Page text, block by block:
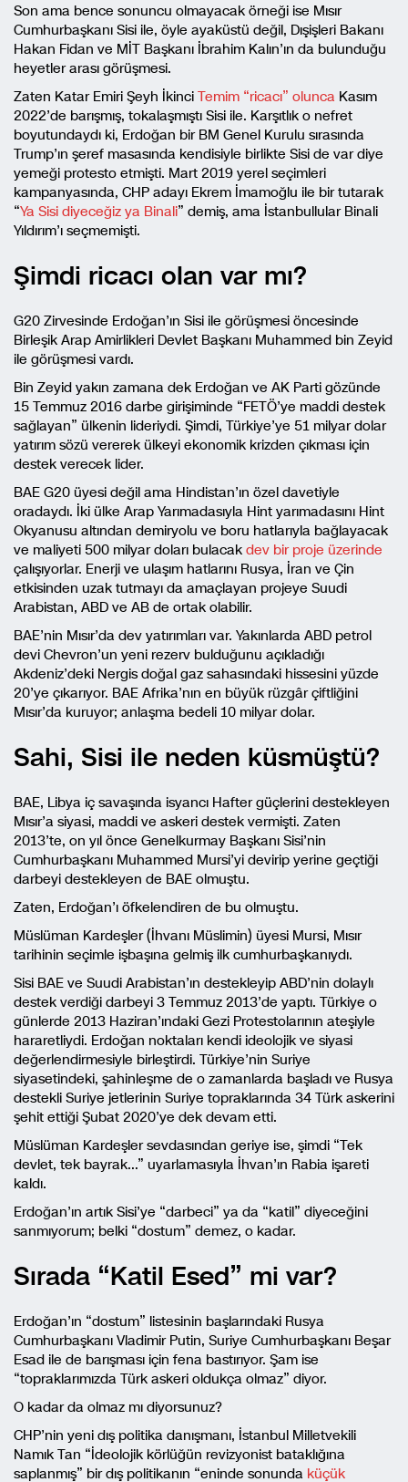
Son ama bence sonuncu olmayacak örneği ise Mısır
Cumhurbaşkanı Sisi ile, öyle ayaküstü değil, Dışişleri Bakanı
Hakan Fidan ve MİT Başkanı İbrahim Kalın’ın da bulunduğu
heyetler arası görüşmesi.
Zaten Katar Emiri Şeyh İkinci Temim “ricacı” olunca Kasım
2022’de barışmış, tokalaşmıştı Sisi ile. Karşıtlık o nefret
boyutundaydı ki, Erdoğan bir BM Genel Kurulu sırasında
Trump’ın şeref masasında kendisiyle birlikte Sisi de var diye
yemeği protesto etmişti. Mart 2019 yerel seçimleri
kampanyasında, CHP adayı Ekrem İmamoğlu ile bir tutarak
“Ya Sisi diyeceğiz ya Binali” demiş, ama İstanbullular Binali
Yıldırım’ı seçmemişti.
Şimdi ricacı olan var mı?
G20 Zirvesinde Erdoğan’ın Sisi ile görüşmesi öncesinde
Birleşik Arap Amirlikleri Devlet Başkanı Muhammed bin Zeyid
ile görüşmesi vardı.
Bin Zeyid yakın zamana dek Erdoğan ve AK Parti gözünde
15 Temmuz 2016 darbe girişiminde “FETÖ’ye maddi destek
sağlayan” ülkenin lideriydi. Şimdi, Türkiye’ye 51 milyar dolar
yatırım sözü vererek ülkeyi ekonomik krizden çıkması için
destek verecek lider.
BAE G20 üyesi değil ama Hindistan’ın özel davetiyle
oradaydı. İki ülke Arap Yarımadasıyla Hint yarımadasını Hint
Okyanusu altından demiryolu ve boru hatlarıyla bağlayacak
ve maliyeti 500 milyar doları bulacak dev bir proje üzerinde
çalışıyorlar. Enerji ve ulaşım hatlarını Rusya, İran ve Çin
etkisinden uzak tutmayı da amaçlayan projeye Suudi
Arabistan, ABD ve AB de ortak olabilir.
BAE’nin Mısır’da dev yatırımları var. Yakınlarda ABD petrol
devi Chevron’un yeni rezerv bulduğunu açıkladığı
Akdeniz’deki Nergis doğal gaz sahasındaki hissesini yüzde
20’ye çıkarıyor. BAE Afrika’nın en büyük rüzgâr çiftliğini
Mısır’da kuruyor; anlaşma bedeli 10 milyar dolar.
Sahi, Sisi ile neden küsmüştü?
BAE, Libya iç savaşında isyancı Hafter güçlerini destekleyen
Mısır’a siyasi, maddi ve askeri destek vermişti. Zaten
2013’te, on yıl önce Genelkurmay Başkanı Sisi’nin
Cumhurbaşkanı Muhammed Mursi’yi devirip yerine geçtiği
darbeyi destekleyen de BAE olmuştu.
Zaten, Erdoğan’ı öfkelendiren de bu olmuştu.
Müslüman Kardeşler (İhvanı Müslimin) üyesi Mursi, Mısır
tarihinin seçimle işbaşına gelmiş ilk cumhurbaşkanıydı.
Sisi BAE ve Suudi Arabistan’ın destekleyip ABD’nin dolaylı
destek verdiği darbeyi 3 Temmuz 2013’de yaptı. Türkiye o
günlerde 2013 Haziran’ındaki Gezi Protestolarının ateşiyle
hararetliydi. Erdoğan noktaları kendi ideolojik ve siyasi
değerlendirmesiyle birleştirdi. Türkiye’nin Suriye
siyasetindeki, şahinleşme de o zamanlarda başladı ve Rusya
destekli Suriye jetlerinin Suriye topraklarında 34 Türk askerini
şehit ettiği Şubat 2020’ye dek devam etti.
Müslüman Kardeşler sevdasından geriye ise, şimdi “Tek
devlet, tek bayrak…” uyarlamasıyla İhvan’ın Rabia işareti
kaldı.
Erdoğan’ın artık Sisi’ye “darbeci” ya da “katil” diyeceğini
sanmıyorum; belki “dostum” demez, o kadar.
Sırada “Katil Esed” mi var?
Erdoğan’ın “dostum” listesinin başlarındaki Rusya
Cumhurbaşkanı Vladimir Putin, Suriye Cumhurbaşkanı Beşar
Esad ile de barışması için fena bastırıyor. Şam ise
“topraklarımızda Türk askeri oldukça olmaz” diyor.
O kadar da olmaz mı diyorsunuz?
CHP’nin yeni dış politika danışmanı, İstanbul Milletvekili
Namık Tan “İdeolojik körlüğün revizyonist bataklığına
saplanmış” bir dış politikanın “eninde sonunda küçük